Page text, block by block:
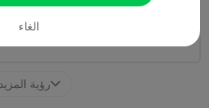
رؤية المزيد
الغاء